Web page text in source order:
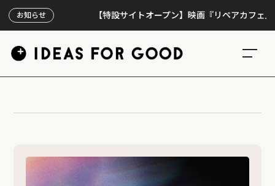
お知らせ 【特設サイトオープン】映画『リペアカフェ』、上